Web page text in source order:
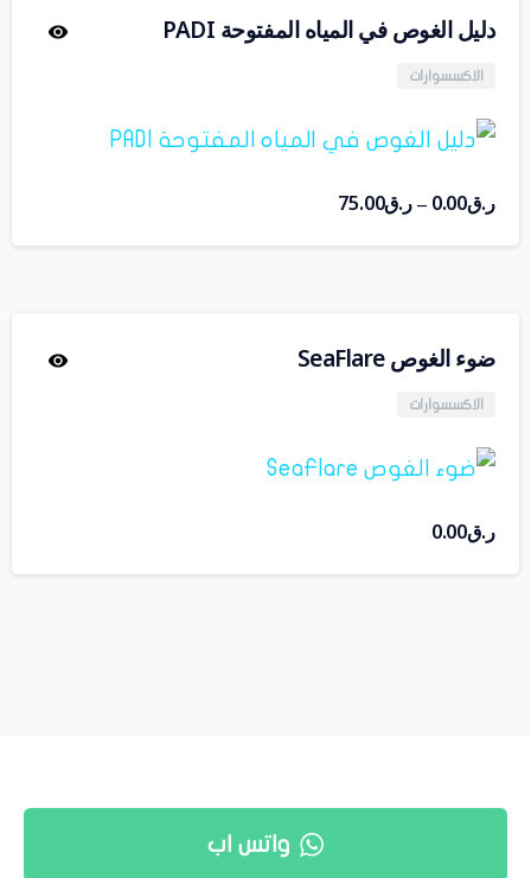
دليل الغوص في المياه المفتوحة PADI
الاكسسوارات
ر.ق0.00
–ر.ق75.00
ضوء الغوص SeaFlare
الاكسسوارات
ر.ق0.00
واتس اب